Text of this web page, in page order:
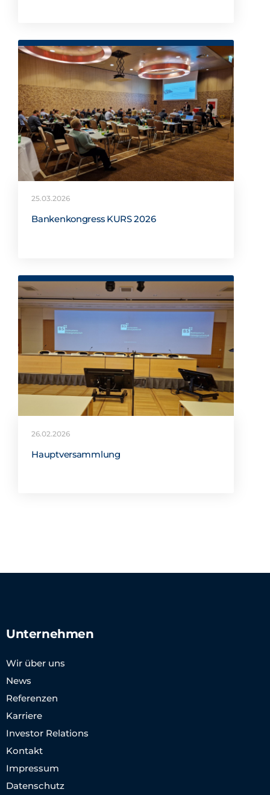
25.03.2026
Bankenkongress KURS 2026
26.02.2026
Hauptversammlung
Unternehmen
Wir über uns
News
Referenzen
Karriere
Investor Relations
Kontakt
Impressum
Datenschutz